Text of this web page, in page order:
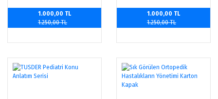
1.000,00 TL
1.250,00 TL
1.000,00 TL
1.250,00 TL